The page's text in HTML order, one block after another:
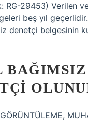
RG-29453) Verilen
beş yıl
denetçi belgesinin
BAĞIMSIZ